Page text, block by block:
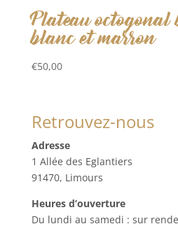
Plateau octogonal
blanc et marron
€50,00
Retrouvez-nous
Adresse
1 Allée des Eglantiers
91470, Limours
Heures d’ouverture
Du lundi au samedi : sur